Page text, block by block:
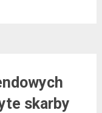
skarby